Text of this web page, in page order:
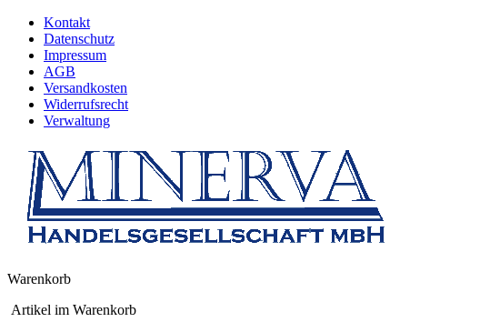
Kontakt
Datenschutz
Impressum
AGB
Versandkosten
Widerrufsrecht
Verwaltung
Warenkorb
Artikel im Warenkorb